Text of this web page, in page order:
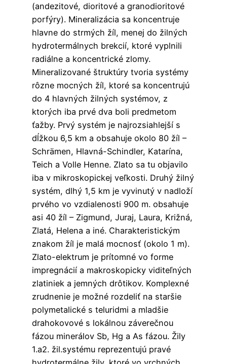
(andezitové, dioritové a granodioritové
porfýry). Mineralizácia sa koncentruje
hlavne do strmých žíl, menej do žilných
hydrotermálnych brekcií, ktoré vyplnili
radiálne a koncentrické zlomy.
Mineralizované štruktúry tvoria systémy
rôzne mocných žíl, ktoré sa koncentrujú
do 4 hlavných žilných systémov, z
ktorých iba prvé dva boli predmetom
ťažby. Prvý systém je najrozsiahlejší s
dĺžkou 6,5 km a obsahuje okolo 80 žíl –
Schrämen, Hlavná-Schindler, Katarína,
Teich a Volle Henne. Zlato sa tu objavilo
iba v mikroskopickej veľkosti. Druhý žilný
systém, dlhý 1,5 km je vyvinutý v nadloží
prvého vo vzdialenosti 900 m. obsahuje
asi 40 žíl – Zigmund, Juraj, Laura, Križná,
Zlatá, Helena a iné. Charakteristickým
znakom žíl je malá mocnosť (okolo 1 m).
Zlato-elektrum je prítomné vo forme
impregnácií a makroskopicky viditeľných
zlatiniek a jemných drôtikov. Komplexné
zrudnenie je možné rozdeliť na staršie
polymetalické s teluridmi a mladšie
drahokovové s lokálnou záverečnou
fázou minerálov Sb, Hg a As fázou. Žily
1.a2. žil.systému reprezentujú pravé